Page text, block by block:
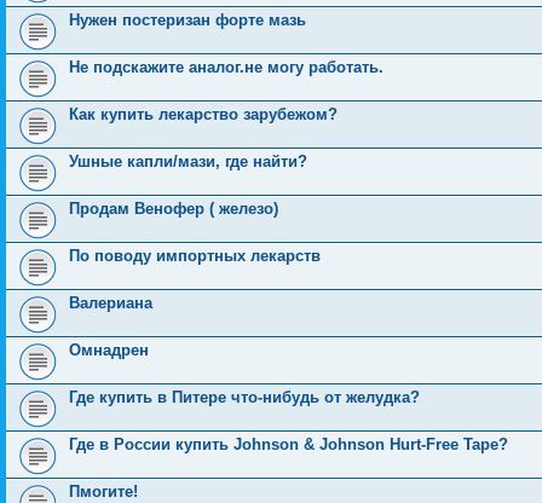
Нужен постеризан форте мазь
Не подскажите аналог.не могу работать.
Как купить лекарство зарубежом?
Ушные капли/мази, где найти?
Продам Венофер ( железо)
По поводу импортных лекарств
Валериана
Омнадрен
Где купить в Питере что-нибудь от желудка?
Где в России купить Johnson & Johnson Hurt-Free Tape?
Пмогите!